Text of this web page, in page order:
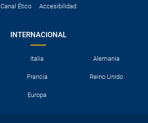
Canal Ético Accesibilidad
INTERNACIONAL
Italia Alemania
Francia Reino Unido
Europa